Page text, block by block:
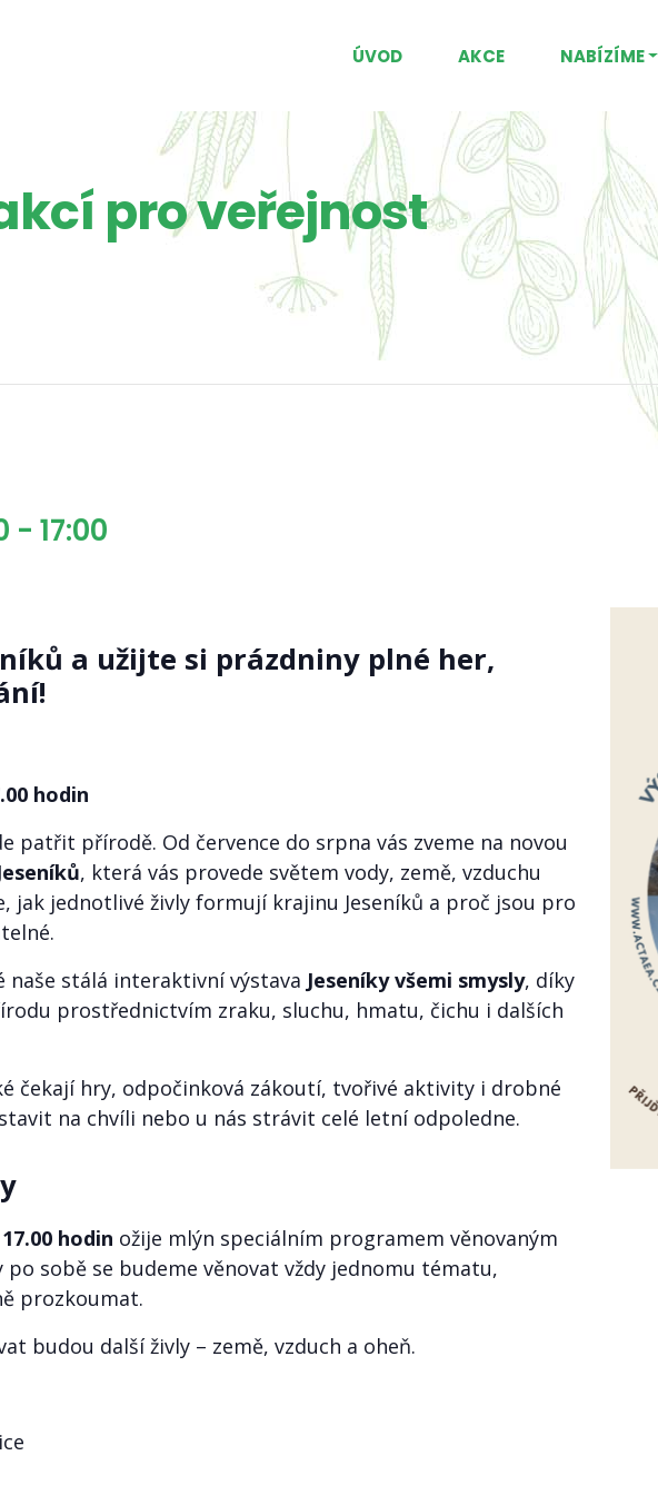
ÚVOD AKCE NABÍZÍME
pro veřejnost
- 17:00
a užijte si prázdniny plné her,
hodin
patřit přírodě. Od července do srpna vás zveme na novou
, která vás provede světem vody, země, vzduchu
jak jednotlivé živly formují krajinu Jeseníků a proč jsou pro
naše stálá interaktivní výstava Jeseníky všemi smysly, díky
prostřednictvím zraku, sluchu, hmatu, čichu i dalších
čekají hry, odpočinková zákoutí, tvořivé aktivity i drobné
na chvíli nebo u nás strávit celé letní odpoledne.
hodin ožije mlýn speciálním programem věnovaným
po sobě se budeme věnovat vždy jednomu tématu,
prozkoumat.
budou další živly – země, vzduch a oheň.